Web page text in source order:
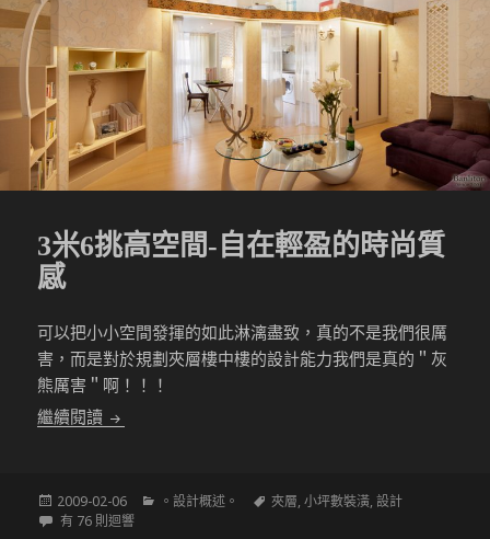
3米6挑高空間-自在輕盈的時尚質
感
可以把小小空間發揮的如此淋漓盡致，真的不是我們很厲
害，而是對於規劃夾層樓中樓的設計能力我們是真的＂灰
熊厲害＂啊！！！
繼續閱讀 3米6挑高空間-自在輕盈的時尚質感
發
佈
2009-02-06
分。設計概述。
標
夾層,小坪數裝潢,設計
3米6挑高空間-自在輕盈的時尚質感
有 76 則迴響